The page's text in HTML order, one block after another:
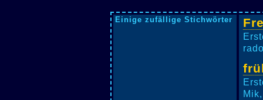
Einige zufällige Stichwörter